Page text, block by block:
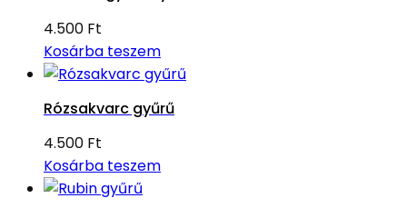
4.500 Ft
Kosárba teszem
Rózsakvarc gyűrű
4.500 Ft
Kosárba teszem